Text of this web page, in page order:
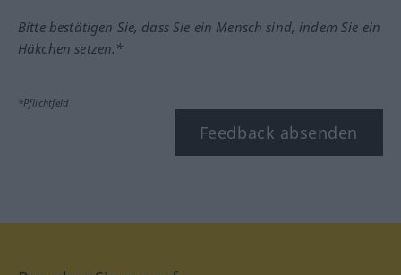
Bitte bestätigen Sie, dass Sie ein Mensch sind, indem Sie ein
Häkchen setzen.*
*Pflichtfeld
Feedback absenden